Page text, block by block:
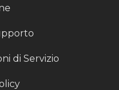
di Servizio